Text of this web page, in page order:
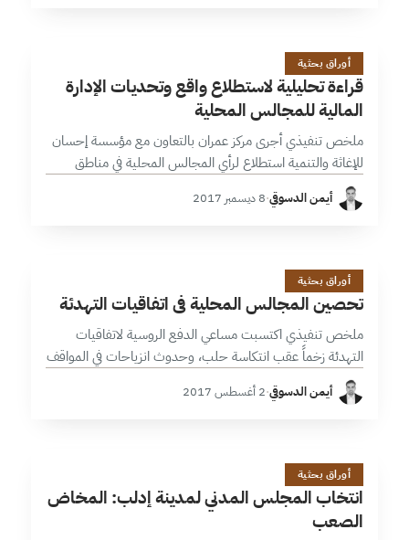
ق
23 دقائق
أوراق بحثية
قراءة تحليلية لاستطلاع واقع وتحديات الإدارة
المالية للمجالس المحلية
ملخص تنفيذي أجرى مركز عمران بالتعاون مع مؤسسة إحسان
للإغاثة والتنمية استطلاع لرأي المجالس المحلية في مناطق
من أصل 470، وذلك…أيمن الدسوقي·8 ديسمبر 2017
ت
11 دقائق
أوراق بحثية
تحصين المجالس المحلية في اتفاقيات التهدئة
ملخص تنفيذي اكتسبت مساعي الدفع الروسية لاتفاقيات
التهدئة زخماً عقب انتكاسة حلب، وحدوث انزياحات في المواقف
الدولية والإقليمية تجاه الملف السوري. غُيبت المجالس
المحلية عن اتفاقيات التهدئة الأولى، بحكم غلبة…
أيمن الدسوقي·2 أغسطس 2017
ا
13 دقائق
أوراق بحثية
انتخاب المجلس المدني لمدينة إدلب: المخاض
الصعب